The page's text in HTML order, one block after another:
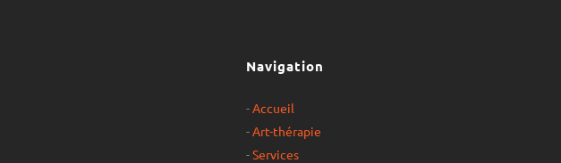
Navigation
-Accueil
-Art-thérapie
-Services